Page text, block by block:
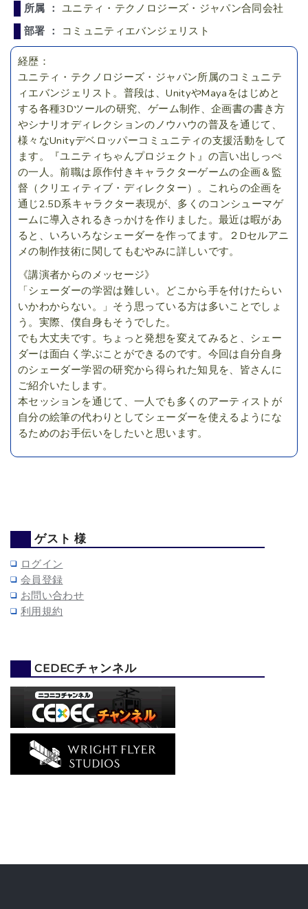
所属 ： ユニティ・テクノロジーズ・ジャパン合同会社
部署 ：
コミュニティエバンジェリスト
経歴：
ユニティ・テクノロジーズ・ジャパン所属のコミュニテ
ィエバンジェリスト。普段は、UnityやMayaをはじめと
する各種3Dツールの研究、ゲーム制作、企画書の書き方
やシナリオディレクションのノウハウの普及を通じて、
様々なUnityデベロッパーコミュニティの支援活動をして
ます。『ユニティちゃんプロジェクト』の言い出しっぺ
の一人。前職は原作付きキャラクターゲームの企画＆監
督（クリエィティブ・ディレクター）。これらの企画を
通じ2.5D系キャラクター表現が、多くのコンシューマゲ
ームに導入されるきっかけを作りました。最近は暇があ
ると、いろいろなシェーダーを作ってます。２Dセルアニ
メの制作技術に関してもむやみに詳しいです。
《講演者からのメッセージ》
「シェーダーの学習は難しい。どこから手を付けたらい
いかわからない。」そう思っている方は多いことでしょ
う。実際、僕自身もそうでした。
でも大丈夫です。ちょっと発想を変えてみると、シェー
ダーは面白く学ぶことができるのです。今回は自分自身
のシェーダー学習の研究から得られた知見を、皆さんに
ご紹介いたします。
本セッションを通じて、一人でも多くのアーティストが
自分の絵筆の代わりとしてシェーダーを使えるようにな
るためのお手伝いをしたいと思います。
ゲスト 様
ログイン
会員登録
お問い合わせ
利用規約
CEDECチャンネル